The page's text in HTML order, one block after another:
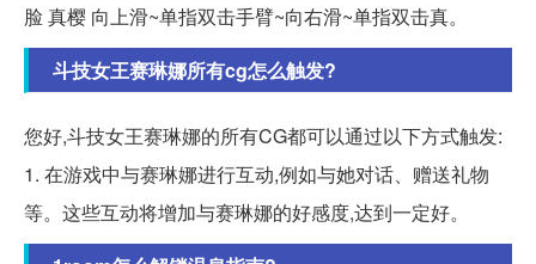
脸 真樱 向上滑~单指双击手臂~向右滑~单指双击真。
斗技女王赛琳娜所有cg怎么触发?
您好,斗技女王赛琳娜的所有CG都可以通过以下方式触发:
1. 在游戏中与赛琳娜进行互动,例如与她对话、赠送礼物
等。这些互动将增加与赛琳娜的好感度,达到一定好。